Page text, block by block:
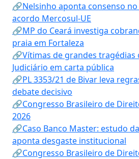
🔗Nelsinho aponta consenso
acordo Mercosul-UE
🔗MP do Ceará investiga
praia em Fortaleza
🔗Vítimas de grandes tragédias
Judiciário em carta pública
🔗PL 3353/21 de Bivar leva
debate decisivo
🔗Congresso Brasileiro de
2026
🔗Caso Banco Master: estudo
aponta desgaste institucional
🔗Congresso Brasileiro de